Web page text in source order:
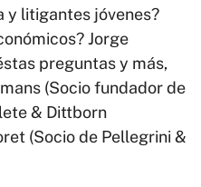
y litigantes jóvenes?
Jorge
preguntas y más,
(Socio fundador de
& Dittborn
(Socio de Pellegrini &